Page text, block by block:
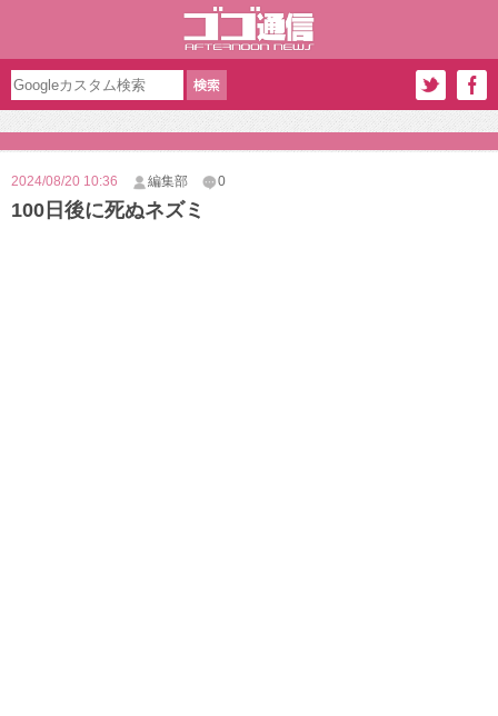
2024/08/20 10:36 編集部 0
100日後に死ぬネズミ